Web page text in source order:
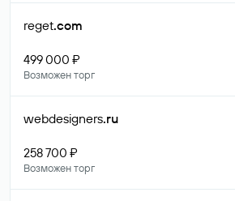
reget.com
499 000 ₽
Возможен торг
webdesigners.ru
258 700 ₽
Возможен торг